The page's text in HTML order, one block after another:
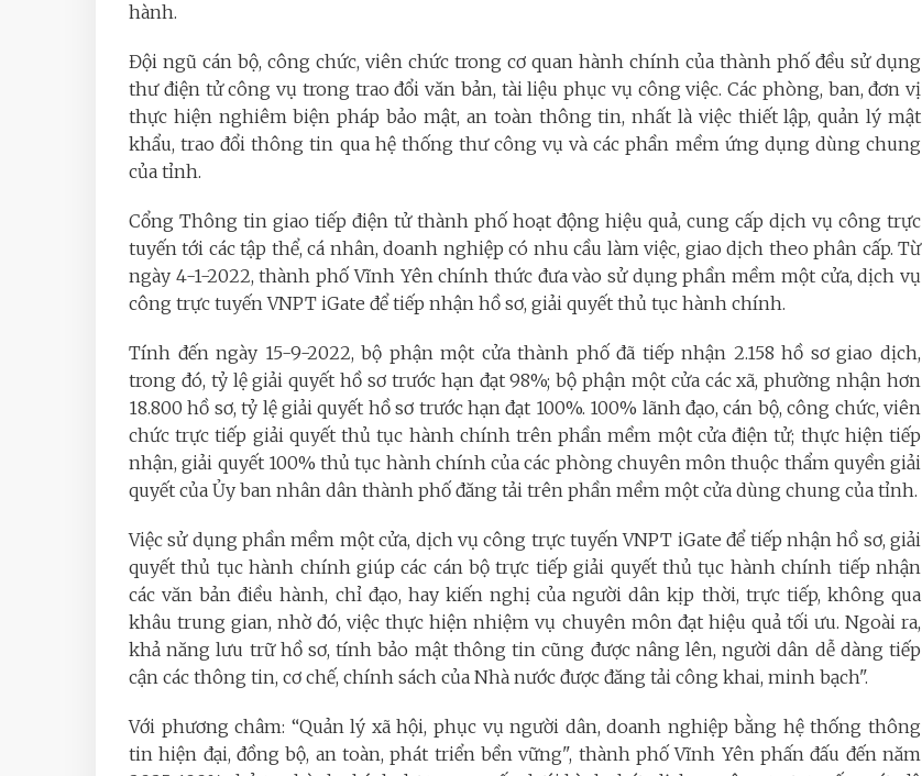
hành.
Đội ngũ cán bộ, công chức, viên chức trong cơ quan hành chính của thành phố đều sử dụng
thư điện tử công vụ trong trao đổi văn bản, tài liệu phục vụ công việc. Các phòng, ban, đơn vị
thực hiện nghiêm biện pháp bảo mật, an toàn thông tin, nhất là việc thiết lập, quản lý mật
khẩu, trao đổi thông tin qua hệ thống thư công vụ và các phần mềm ứng dụng dùng chung
của tỉnh.
Cổng Thông tin giao tiếp điện tử thành phố hoạt động hiệu quả, cung cấp dịch vụ công trực
tuyến tới các tập thể, cá nhân, doanh nghiệp có nhu cầu làm việc, giao dịch theo phân cấp. Từ
ngày 4-1-2022, thành phố Vĩnh Yên chính thức đưa vào sử dụng phần mềm một cửa, dịch vụ
công trực tuyến VNPT iGate để tiếp nhận hồ sơ, giải quyết thủ tục hành chính.
Tính đến ngày 15-9-2022, bộ phận một cửa thành phố đã tiếp nhận 2.158 hồ sơ giao dịch,
trong đó, tỷ lệ giải quyết hồ sơ trước hạn đạt 98%; bộ phận một cửa các xã, phường nhận hơn
18.800 hồ sơ, tỷ lệ giải quyết hồ sơ trước hạn đạt 100%. 100% lãnh đạo, cán bộ, công chức, viên
chức trực tiếp giải quyết thủ tục hành chính trên phần mềm một cửa điện tử; thực hiện tiếp
nhận, giải quyết 100% thủ tục hành chính của các phòng chuyên môn thuộc thẩm quyền giải
quyết của Ủy ban nhân dân thành phố đăng tải trên phần mềm một cửa dùng chung của tỉnh.
Việc sử dụng phần mềm một cửa, dịch vụ công trực tuyến VNPT iGate để tiếp nhận hồ sơ, giải
quyết thủ tục hành chính giúp các cán bộ trực tiếp giải quyết thủ tục hành chính tiếp nhận
các văn bản điều hành, chỉ đạo, hay kiến nghị của người dân kịp thời, trực tiếp, không qua
khâu trung gian, nhờ đó, việc thực hiện nhiệm vụ chuyên môn đạt hiệu quả tối ưu. Ngoài ra,
khả năng lưu trữ hồ sơ, tính bảo mật thông tin cũng được nâng lên, người dân dễ dàng tiếp
cận các thông tin, cơ chế, chính sách của Nhà nước được đăng tải công khai, minh bạch".
Với phương châm: “Quản lý xã hội, phục vụ người dân, doanh nghiệp bằng hệ thống thông
tin hiện đại, đồng bộ, an toàn, phát triển bền vững", thành phố Vĩnh Yên phấn đấu đến năm